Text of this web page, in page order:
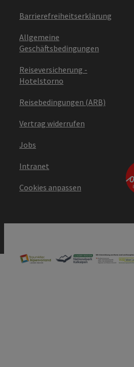
Barrierefreiheitserklärung
Allgemeine
Geschäftsbedingungen
Reiseversicherung -
Hotelstorno
Reisebedingungen (ARB)
Vertrag widerrufen
Jobs
Intranet
Cookies anpassen